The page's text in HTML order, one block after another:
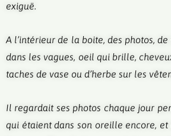
exiguë.
A l’intérieur de la boite, des photos,
dans les vagues, oeil qui brille,
taches de vase ou d’herbe sur les
Il regardait ses photos chaque jour
qui étaient dans son oreille encore,